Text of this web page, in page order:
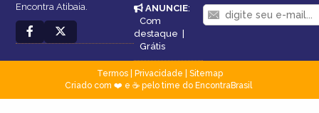
Encontra Atibaia.
ANUNCIE:
Com
destaque |
Grátis
Termos| Privacidade
Sitemap
Criado com ❤️ e ☕ pelo time do EncontraBrasil